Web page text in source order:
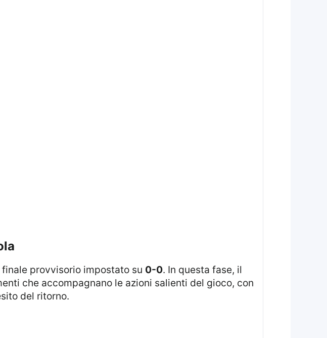
provvisorio impostato su 0-0. In questa fase, il
che accompagnano le azioni salienti del gioco, con
del ritorno.